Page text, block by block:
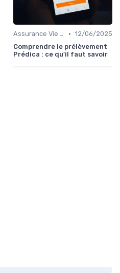
Assurance Vie et Santé • 12/06/2025
Comprendre le prélèvement
Prédica : ce qu'il faut savoir